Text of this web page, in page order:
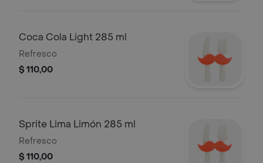
Coca Cola Light 285 ml
Refresco
$ 110,00
Sprite Lima Limón 285 ml
Refresco
$ 110,00